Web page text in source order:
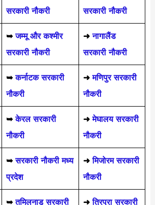
सरकारी नौकरी
सरकारी नौकरी
➥जम्मू और कश्मीर
सरकारी नौकरी
➜ नागालैंड
सरकारी नौकरी
➥ कर्नाटक सरकारी
नौकरी
➜ मणिपुर सरकारी
नौकरी
➥ केरल सरकारी
नौकरी
➜ मेघालय सरकारी
नौकरी
➥सरकारी नौकरी मध्य
प्रदेश
➜मिजोरम सरकारी
नौकरी
➥ तमिलनाडु सरकारी
➜ त्रिपुरा सरकारी